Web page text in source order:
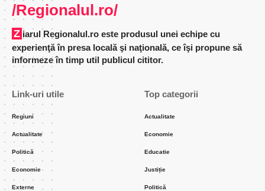
/Regionalul.ro/
Ziarul Regionalul.ro este produsul unei echipe cu
experienţă în presa locală şi naţională, ce îşi propune să
informeze în timp util publicul cititor.
Link-uri utile
Regiuni
Actualitate
Politică
Economie
Externe
Top categorii
Actualitate
Economie
Educatie
Justiție
Politică